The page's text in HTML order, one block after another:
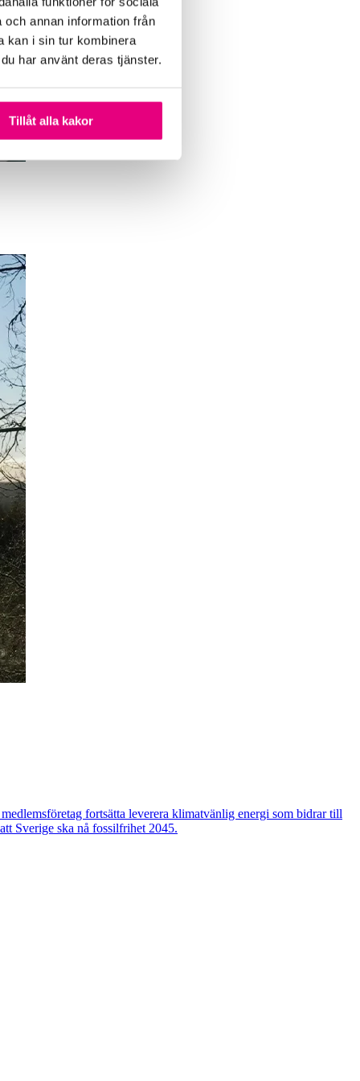
annan information från
kan i sin tur kombinera
har använt deras tjänster.
Tillåt alla kakor
fortsätta leverera klimatvänlig energi som bidrar till
Sverige ska nå fossilfrihet 2045.